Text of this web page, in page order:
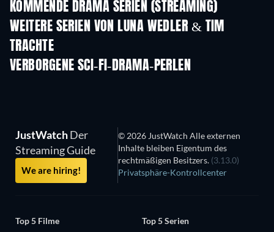
KOMMENDE DRAMA SERIEN (STREAMING)
Staffel 4 Staffel 6
WEITERE SERIEN VON LUNA WEDLER & TIM
TRACHTE
VERBORGENE SCI-FI-DRAMA-PERLEN
JustWatchDer
Streaming Guide
We are hiring!
© 2026 JustWatch Alle externen
Inhalte bleiben Eigentum des
rechtmäßigen Besitzers. (3.13.0)
Privatsphäre-Kontrollcenter
Top 5 Filme
Top 5 Serien